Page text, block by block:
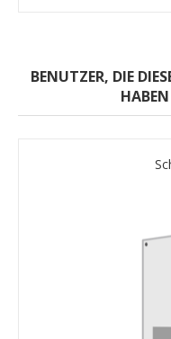
BENUTZER, DIE